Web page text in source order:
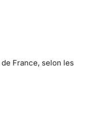
France, selon les